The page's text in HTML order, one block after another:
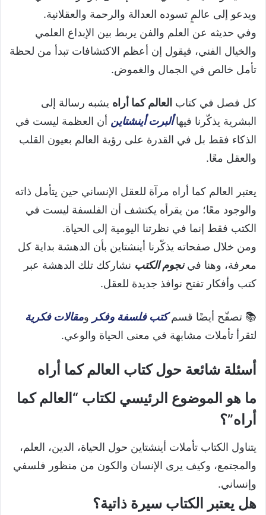
ويدعو إلى عالمٍ تسوده العدالة والرحمة والعقلانية.
وفي حديثه عن العلم والفن يربط بين الإبداع العلمي
والخيال الفني، فيقول إن أعظم الاكتشافات تبدأ من لحظة
تأمل خالص في الجمال والغموض.
كل فصل في كتاب العالم كما أراه يشبه رسالة إلى
البشرية يذكّرنا فيها ألبرت أينشتاين أن العظمة ليست في
الذكاء فقط بل في القدرة على رؤية العالم بعيون القلب
والعقل معًا.
يعتبر العالم كما أراه مرآة للعقل الإنساني حين يتأمل ذاته
والوجود معًا؛ من يقرأه يكتشف أن الفلسفة ليست في
الكتب فقط إنما في نظرتنا اليومية إلى الحياة.
ومن خلال صفحاته يذكّرنا أينشتاين بأن الدهشة بداية كل
معرفة، وهنا فينجوم الكتب نشاركك تلك الدهشة عبر
كتب وأفكار تفتح نوافذ جديدة للعقل.
📚 تصفّح أيضًا قسمكتب فلسفة وفكر ومقالات فكرية
لتقرأ تأملات مشابهة في معنى الحياة والوعي.
أسئلة شائعة حول كتاب العالم كما أراه
ما هو الموضوع الرئيسي لكتاب “العالم كما
أراه”؟
يتناول الكتاب تأملات أينشتاين حول الحياة، الدين، العلم،
والمجتمع، وكيف يرى الإنسان والكون من منظور فلسفي
وإنساني.
هل يعتبر الكتاب سيرة ذاتية؟